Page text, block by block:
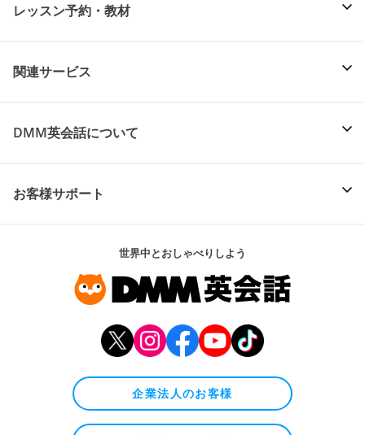
レッスン予約・教材
関連サービス
DMM英会話について
お客様サポート
世界中とおしゃべりしよう
企業法人のお客様